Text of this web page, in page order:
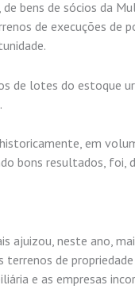
bens de sócios da
de execuções
de lotes do estoque
em
bons resultados, foi,
ajuizou, neste ano,
de
e as empresas